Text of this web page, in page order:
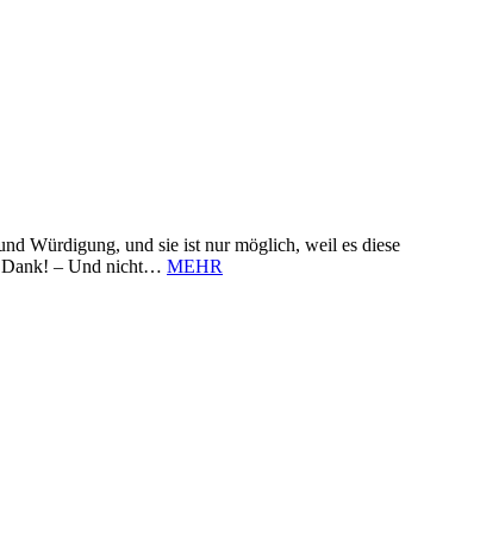
Würdigung, und sie ist nur möglich, weil es diese
Dank! – Und nicht… MEHR